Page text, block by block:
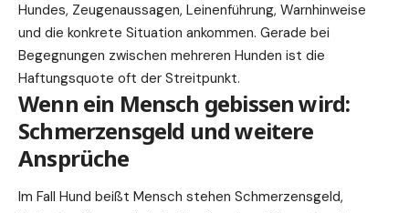
Hundes, Zeugenaussagen, Leinenführung, Warnhinweise
und die konkrete Situation ankommen. Gerade bei
Begegnungen zwischen mehreren Hunden ist die
Haftungsquote oft der Streitpunkt.
Wenn ein Mensch gebissen wird:
Schmerzensgeld und weitere
Ansprüche
Im Fall Hund beißt Mensch stehen Schmerzensgeld,